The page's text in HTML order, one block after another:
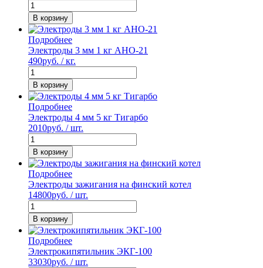
В корзину
Подробнее
Электроды 3 мм 1 кг АНО-21
490руб. / кг.
В корзину
Подробнее
Электроды 4 мм 5 кг Тигарбо
2010руб. / шт.
В корзину
Подробнее
Электроды зажигания на финский котел
14800руб. / шт.
В корзину
Подробнее
Электрокипятильник ЭКГ-100
33030руб. / шт.